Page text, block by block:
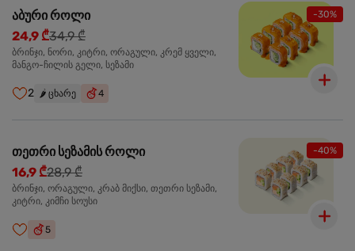
-30%
აბური როლი
24,9 ₾34,9 ₾
ბრინჯი, ნორი, კიტრი, ორაგული, კრემ ყველი,
მანგო-ჩილის გელი, სეზამი
2 🌶️ ცხარე 4
-40%
თეთრი სეზამის როლი
16,9 ₾28,9 ₾
ბრინჯი, ორაგული, კრაბ მიქსი, თეთრი სეზამი,
კიტრი, კიმჩი სოუსი
5